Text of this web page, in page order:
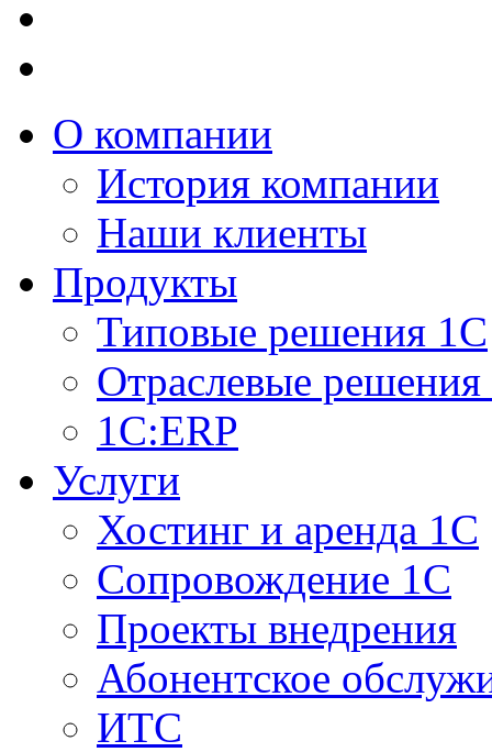
О компании
История компании
Наши клиенты
Продукты
Типовые решения 1С
Отраслевые
1C:ERP
Услуги
Хостинг и аренда 1С
Сопровождение 1С
Проекты внедрения
Абонентское
ИТС